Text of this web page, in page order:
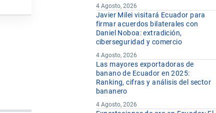
4 Agosto, 2026
Javier Milei visitará Ecuador para
firmar acuerdos bilaterales con
Daniel Noboa: extradición,
ciberseguridad y comercio
4 Agosto, 2026
Las mayores exportadoras de
banano de Ecuador en 2025:
Ranking, cifras y análisis del sector
bananero
4 Agosto, 2026